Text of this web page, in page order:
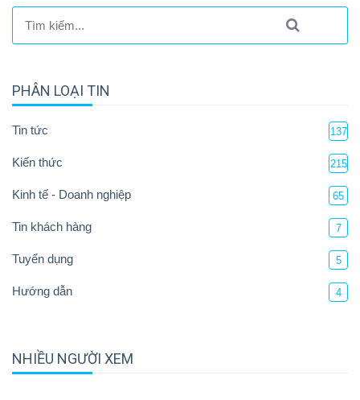
PHÂN LOẠI TIN
Tin tức 137
Kiến thức 215
Kinh tế - Doanh nghiệp 65
Tin khách hàng 7
Tuyển dụng 5
Hướng dẫn 4
NHIỀU NGƯỜI XEM